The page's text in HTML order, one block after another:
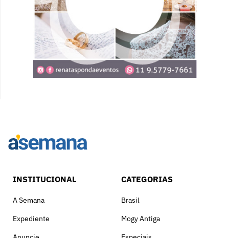
INSTITUCIONAL
A Semana
Expediente
CATEGORIAS
Brasil
Mogy Antiga